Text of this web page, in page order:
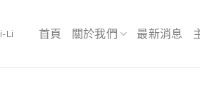
Li
首頁 關於我們 最新消息